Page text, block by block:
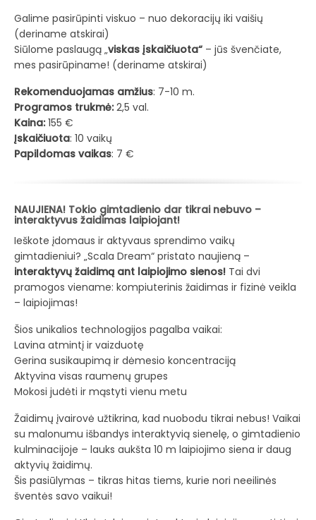
Galime pasirūpinti viskuo – nuo dekoracijų iki vaišių
(deriname atskirai)
Siūlome paslaugą „viskas įskaičiuota“ – jūs švenčiate,
mes pasirūpiname! (deriname atskirai)
Rekomenduojamas amžius: 7-10 m.
Programos trukmė:2,5 val.
Kaina:155 €
Įskaičiuota: 10 vaikų
Papildomas vaikas: 7 €
NAUJIENA! Tokio gimtadienio dar tikrai nebuvo –
interaktyvus žaidimas laipiojant!
Ieškote įdomaus ir aktyvaus sprendimo vaikų
gimtadieniui? „Scala Dream“ pristato naujieną –
interaktyvų žaidimą ant laipiojimo sienos! Tai dvi
pramogos viename: kompiuterinis žaidimas ir fizinė veikla
– laipiojimas!
Šios unikalios technologijos pagalba vaikai:
Lavina atmintį ir vaizduotę
Gerina susikaupimą ir dėmesio koncentraciją
Aktyvina visas raumenų grupes
Mokosi judėti ir mąstyti vienu metu
Žaidimų įvairovė užtikrina, kad nuobodu tikrai nebus! Vaikai
su malonumu išbandys interaktyvią sienelę, o gimtadienio
kulminacijoje – lauks aukšta 10 m laipiojimo siena ir daug
aktyvių žaidimų.
Šis pasiūlymas – tikras hitas tiems, kurie nori neeilinės
šventės savo vaikui!